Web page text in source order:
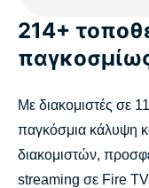
214+
Με διακομιστές σε
παγκόσμια κάλυψη
διακομιστών,
streaming σε Fire